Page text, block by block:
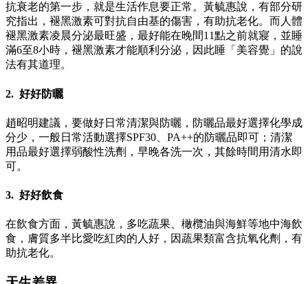
抗衰老的第一步，就是生活作息要正常。黃毓惠說，有部分研
究指出，褪黑激素可對抗自由基的傷害，有助抗老化。而人體
褪黑激素凌晨分泌最旺盛，最好能在晚間11點之前就寢，並睡
滿6至8小時，褪黑激素才能順利分泌，因此睡「美容覺」的說
法有其道理。
2. 好好防曬
趙昭明建議，要做好日常清潔與防曬，防曬品最好選擇化學成
分少，一般日常活動選擇SPF30、PA++的防曬品即可；清潔
用品最好選擇弱酸性洗劑，早晚各洗一次，其餘時間用清水即
可。
3. 好好飲食
在飲食方面，黃毓惠說，多吃蔬果、橄欖油與海鮮等地中海飲
食，膚質多半比愛吃紅肉的人好，因蔬果類富含抗氧化劑，有
助抗老化。